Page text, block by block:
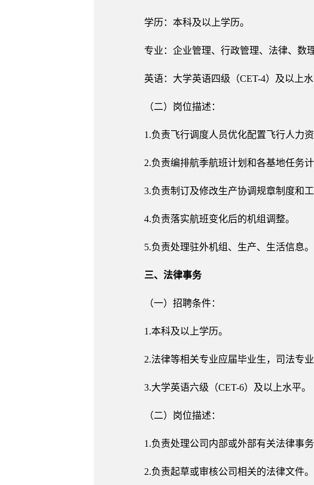
学历：本科及以上学历。
专业：企业管理、行政管理、法律、数
英语：大学英语四级（CET-4）及以上
（二）岗位描述：
1.负责飞行调度人员优化配置飞行人力
2.负责编排航季航班计划和各基地任务计
3.负责制订及修改生产协调规章制度和工
4.负责落实航班变化后的机组调整。
5.负责处理驻外机组、生产、生活信息。
三、法律事务
（一）招聘条件：
1.本科及以上学历。
2.法律等相关专业应届毕业生，司法专
3.大学英语六级（CET-6）及以上水平。
（二）岗位描述：
1.负责处理公司内部或外部有关法律事务
2.负责起草或审核公司相关的法律文件。